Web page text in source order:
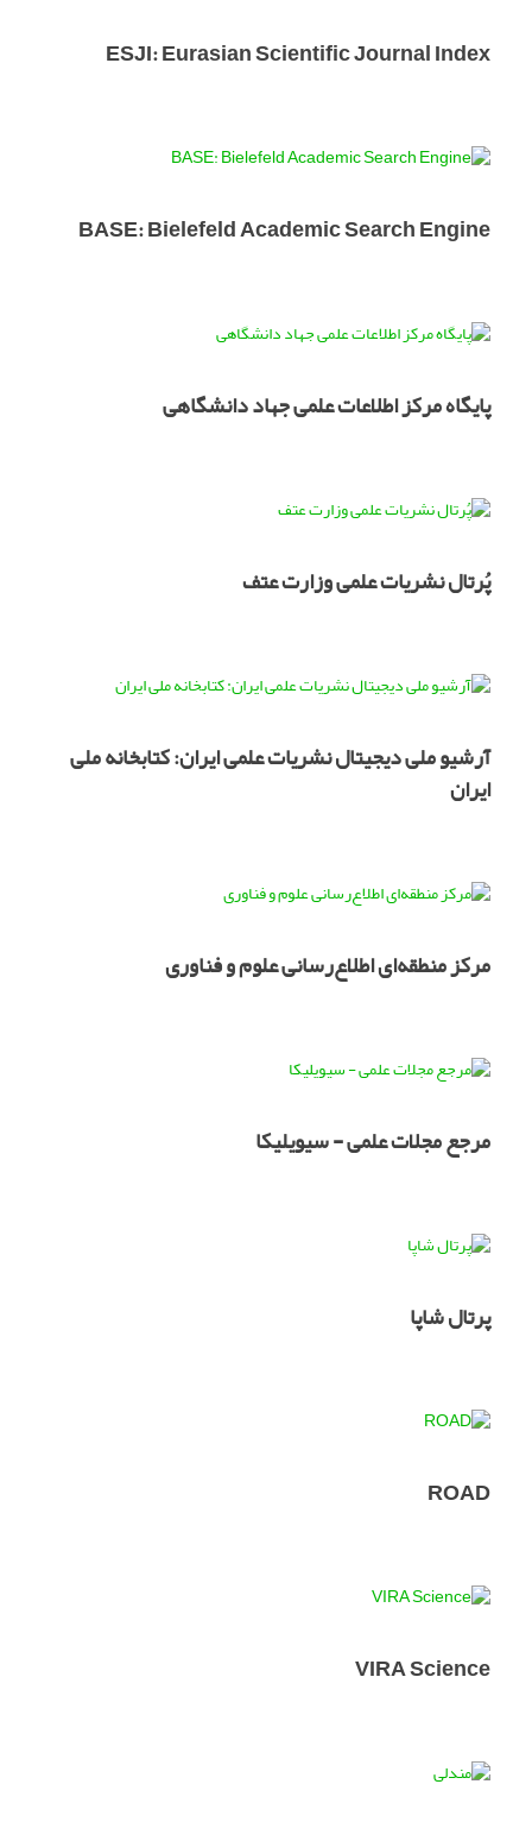
ESJI: Eurasian Scientific Journal Index
BASE: Bielefeld Academic Search Engine
پایگاه مرکز اطلاعات علمی جهاد دانشگاهی
پُرتال نشریات علمی وزارت عتف
آرشیو ملی دیجیتال نشریات علمی ایران: کتابخانه ملی
ایران
مرکز منطقه‌ای اطلاع‌رسانی علوم و فناوری
مرجع مجلات علمی - سیویلیکا
پرتال شاپا
ROAD
VIRA Science